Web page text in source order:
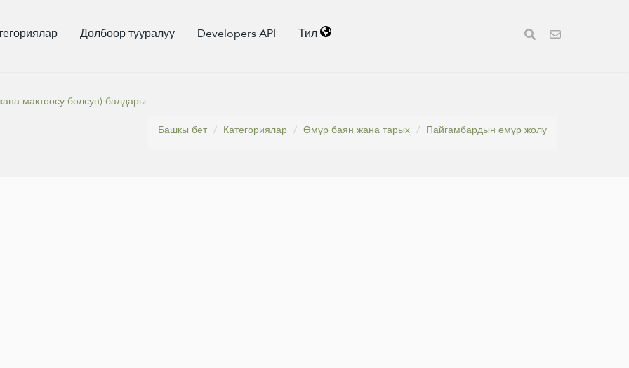
Долбоор тууралуу Developers API Тил
мактоосу болсун) балдары
Башкы бет
Категориялар Өмүр баян жана тарых Пайгамбардын өмүр жолу